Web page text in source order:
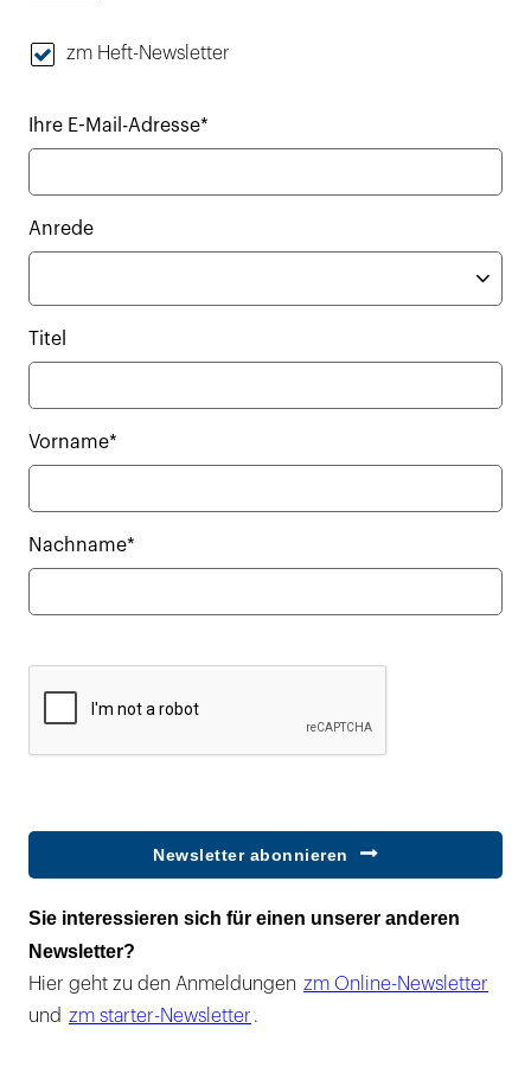
zm Heft-Newsletter
Ihre E-Mail-Adresse*
Anrede
Titel
Vorname*
Nachname*
Newsletter abonnieren
Sie interessieren sich für einen unserer anderen
Newsletter?
Hier geht zu den Anmeldungen zm Online-Newsletter
und zm starter-Newsletter .